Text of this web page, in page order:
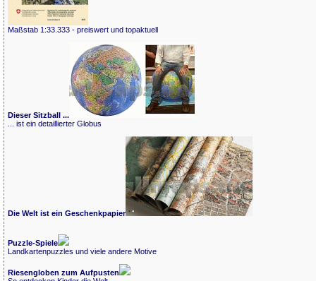
Maßstab 1:33.333 - preiswert und topaktuell
Dieser Sitzball ...
... ist ein detaillierter Globus
Die Welt ist ein Geschenkpapier
Puzzle-Spiele
Landkartenpuzzles und viele andere Motive
Riesengloben zum Aufpusten